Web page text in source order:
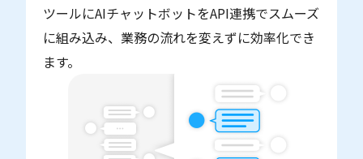
ツールにAIチャットボットをAPI連携でスムーズ
に組み込み、業務の流れを変えずに効率化でき
ます。